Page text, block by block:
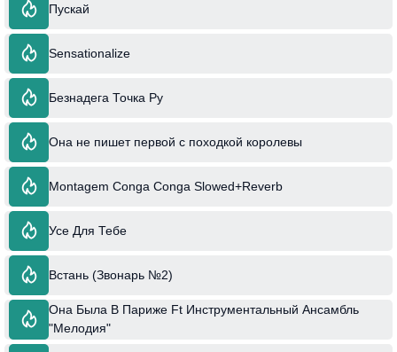
Пускай
Sensationalize
Безнадега Точка Ру
Она не пишет первой с походкой королевы
Montagem Conga Conga Slowed+Reverb
Усе Для Тебе
Встань (Звонарь №2)
Она Была В Париже Ft Инструментальный Ансамбль
"Мелодия"